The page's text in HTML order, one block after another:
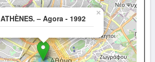
ATHÈNES. – Agora - 1992
×